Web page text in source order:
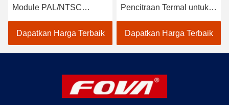
Pencitraan Termal untuk
Rentang Suhu UAV
-40oC- 60oC Konsumsi
Daya 2,5 W
Dapatkan Harga Terbaik
Lensa Terpapar Modul
Pencitraan Termal
Miniatur untuk Produk
UAV U02 Standar GJB
Konsumsi daya 2,5 W
Dapatkan Harga Terbaik